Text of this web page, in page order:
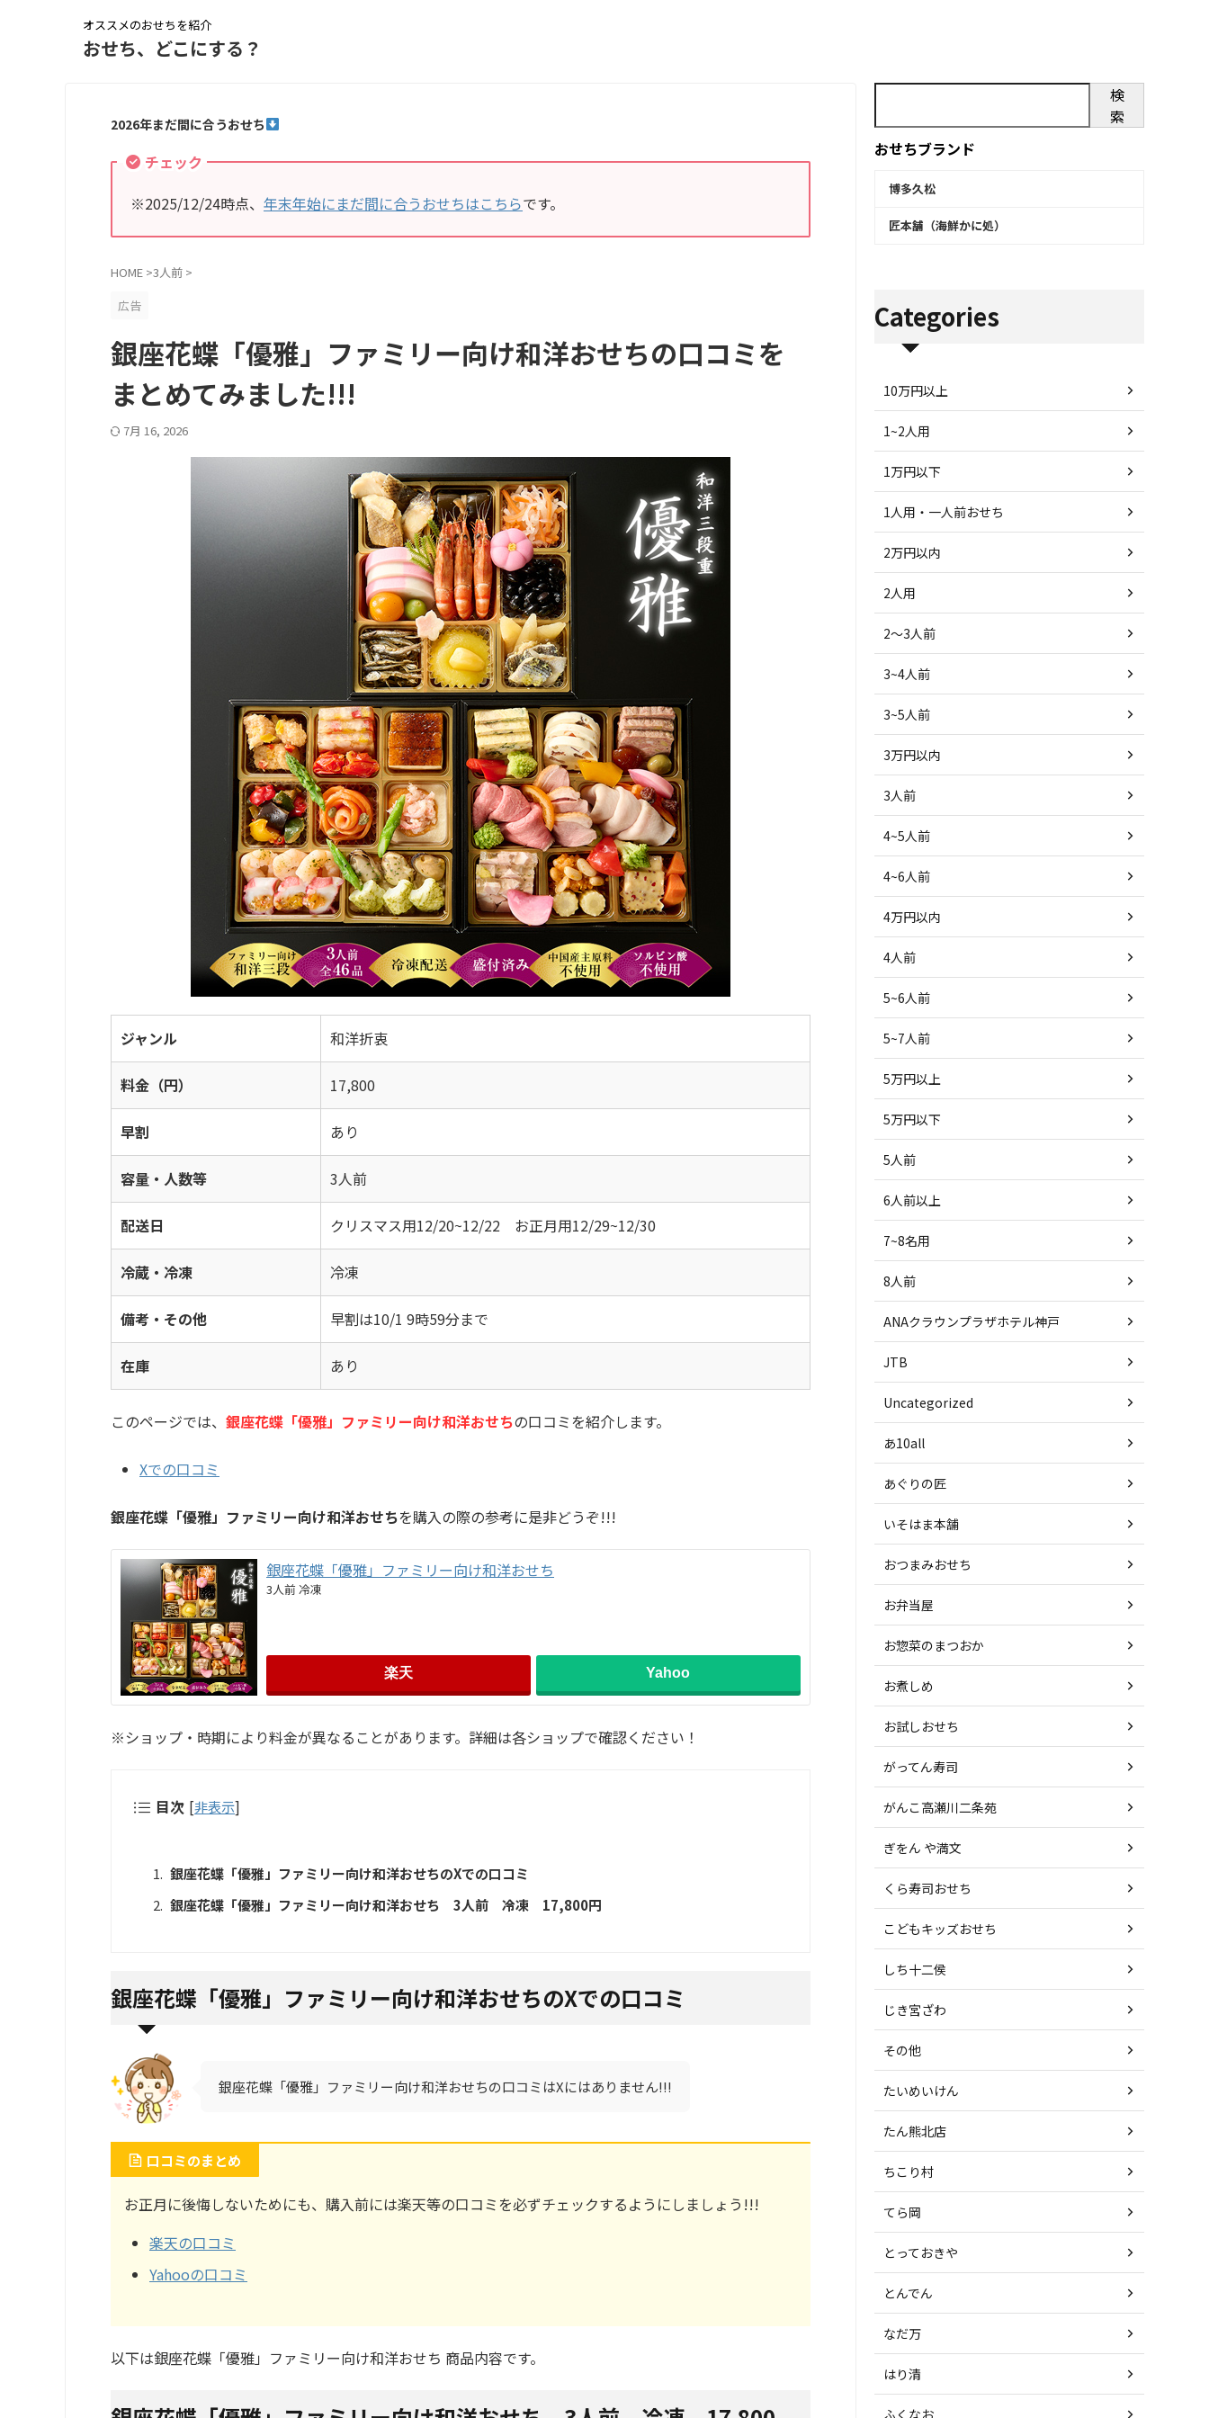
オススメのおせちを紹介
おせち、どこにする？
2026年まだ間に合うおせち
チェック
※2025/12/24時点、 年末年始にまだ間に合うおせちはこちらです。
HOME >3人前 >
広告
銀座花蝶「優雅」ファミリー向け和洋おせちの口コミを
まとめてみました!!!
7月 16, 2026
ジャンル 和洋折衷
料金（円） 17,800
早割 あり
容量・人数等 3人前
配送日 クリスマス用12/20~12/22 お正月用12/29~12/30
冷蔵・冷凍 冷凍
備考・その他 早割は10/1 9時59分まで
在庫 あり
このページでは、 銀座花蝶「優雅」ファミリー向け和洋おせちの口コミを紹介します。
Xでの口コミ
銀座花蝶「優雅」ファミリー向け和洋おせちを購入の際の参考に是非どうぞ!!!
銀座花蝶「優雅」ファミリー向け和洋おせち
3人前 冷凍
楽天 Yahoo
※ショップ・時期により料金が異なることがあります。詳細は各ショップで確認ください！
目次 [非表示]
銀座花蝶「優雅」ファミリー向け和洋おせちのXでの口コミ
銀座花蝶「優雅」ファミリー向け和洋おせち 3人前 冷凍 17,800円
銀座花蝶「優雅」ファミリー向け和洋おせちのXでの口コミ
銀座花蝶「優雅」ファミリー向け和洋おせちの口コミはXにはありません!!!
口コミのまとめ
お正月に後悔しないためにも、購入前には楽天等の口コミを必ずチェックするようにしましょう!!!
楽天の口コミ
Yahooの口コミ
以下は銀座花蝶「優雅」ファミリー向け和洋おせち 商品内容です。
検
索
おせちブランド
博多久松
匠本舗（海鮮かに処）
Categories
10万円以上
1~2人用
1万円以下
1人用・一人前おせち
2万円以内
2人用
2～3人前
3~4人前
3~5人前
3万円以内
3人前
4~5人前
4~6人前
4万円以内
4人前
5~6人前
5~7人前
5万円以上
5万円以下
5人前
6人前以上
7~8名用
8人前
ANAクラウンプラザホテル神戸
JTB
Uncategorized
あ10all
あぐりの匠
いそはま本舗
おつまみおせち
お弁当屋
お惣菜のまつおか
お煮しめ
お試しおせち
がってん寿司
がんこ高瀬川二条苑
ぎをん や満文
くら寿司おせち
こどもキッズおせち
しち十二侯
じき宮ざわ
その他
たいめいけん
たん熊北店
ちこり村
てら岡
とっておきや
とんでん
なだ万
はり清
ふくなお